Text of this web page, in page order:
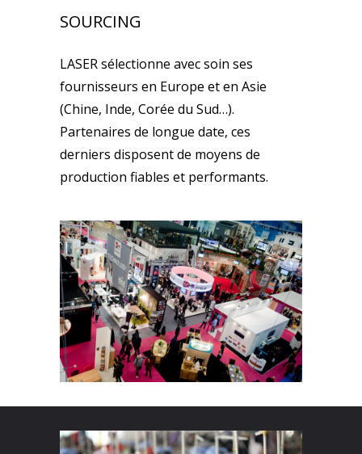
SOURCING
LASER sélectionne avec soin ses
fournisseurs en Europe et en Asie
(Chine, Inde, Corée du Sud…).
Partenaires de longue date, ces
derniers disposent de moyens de
production fiables et performants.